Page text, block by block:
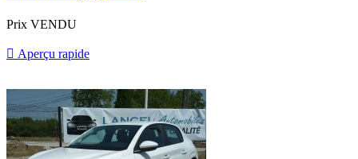
Prix VENDU
 Aperçu rapide